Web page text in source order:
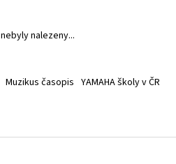
nebyly nalezeny...
Muzikus časopis YAMAHA školy v ČR